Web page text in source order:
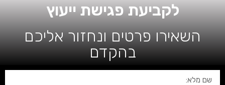
לקביעת פגישת ייעוץ
השאירו פרטים ונחזור אליכם
בהקדם